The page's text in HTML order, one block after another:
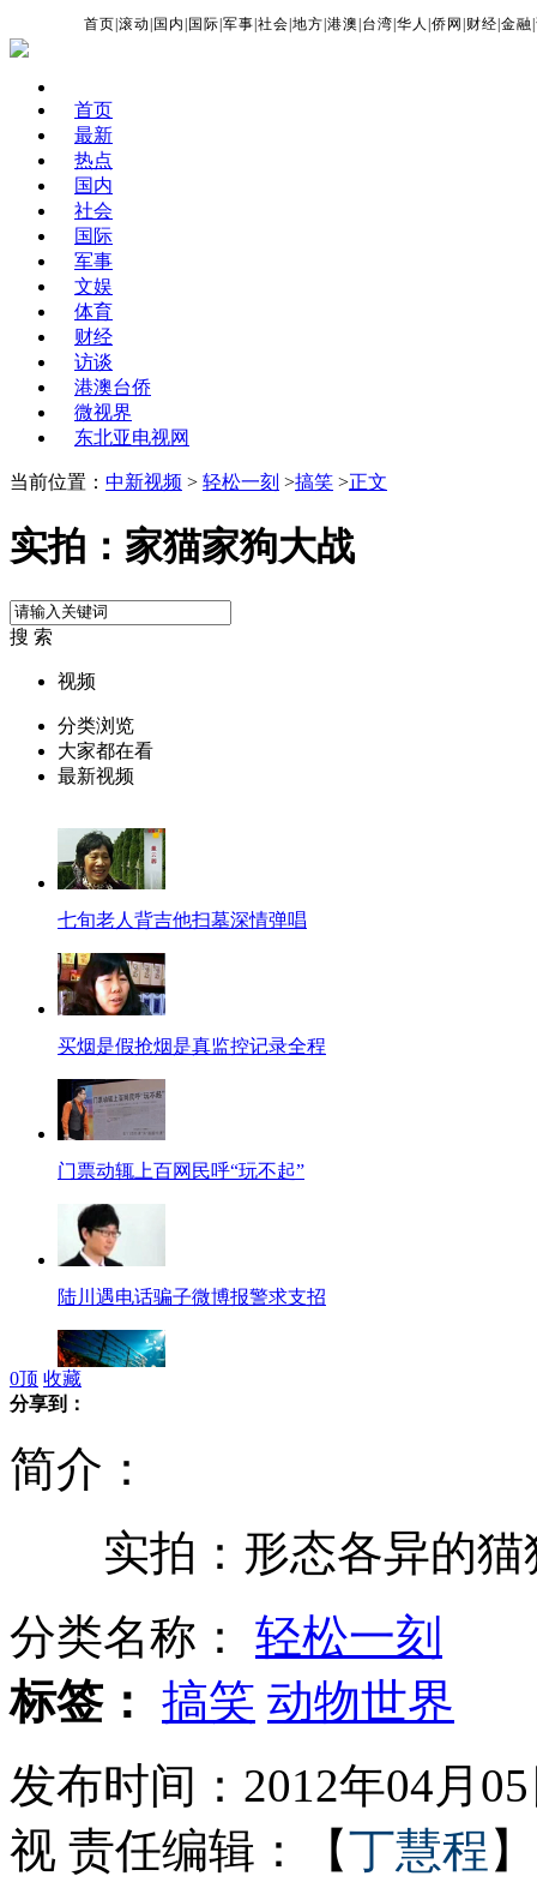
首页 |滚动 国内 国际 |军事 |社会 |地方 |港澳 台湾 |华人 |侨网 财经 |金融 |
首页
最新
热点
国内
社会
国际
军事
文娱
体育
财经
访谈
港澳台侨
微视界
东北亚电视网
当前位置： 中新视频 > 轻松一刻 >搞笑 >正文
实拍：家猫家狗大战
搜 索
视频
分类浏览
大家都在看
最新视频
七旬老人背吉他扫墓深情弹唱
买烟是假抢烟是真监控记录全程
门票动辄上百网民呼“玩不起”
陆川遇电话骗子微博报警求支招
因存"重大隐患" 3岁女童借厕被拒
探访哈利波特摄影棚
0顶 收藏
分享到：
简介：
实拍：形态各异的猫
分类名称： 轻松一刻
标签： 搞笑 动物世界
发布时间：2012年04月
视 责任编辑：【丁慧程 】